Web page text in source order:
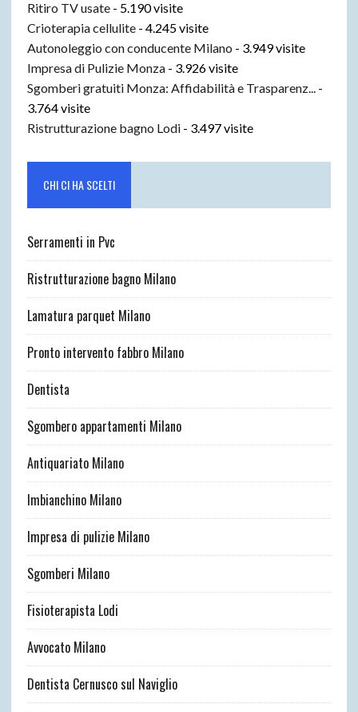
Ritiro TV usate- 5.190 visite
Crioterapia cellulite- 4.245 visite
Autonoleggio con conducente Milano - 3.949 visite
Impresa di Pulizie Monza- 3.926 visite
Sgomberi gratuiti Monza: Affidabilità e Trasparenz...-
3.764 visite
Ristrutturazione bagno Lodi- 3.497 visite
CHI CI HA SCELTI
Serramenti in Pvc
Ristrutturazione bagno Milano
Lamatura parquet Milano
Pronto intervento fabbro Milano
Dentista
Sgombero appartamenti Milano
Antiquariato Milano
Imbianchino Milano
Impresa di pulizie Milano
Sgomberi Milano
Fisioterapista Lodi
Avvocato Milano
Dentista Cernusco sul Naviglio